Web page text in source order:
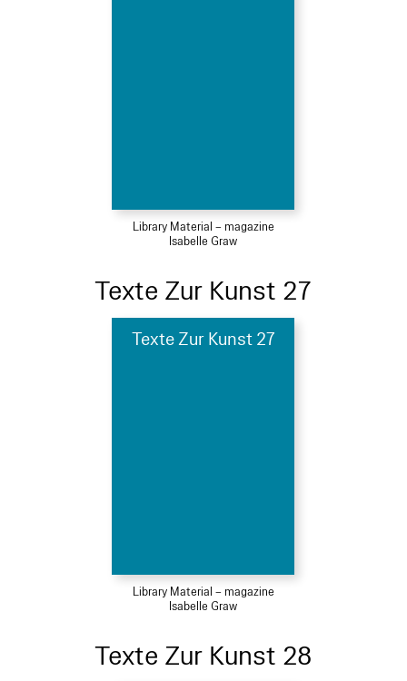
Library Material – magazine
Isabelle Graw
Texte Zur Kunst 27
Texte Zur Kunst 27
Library Material – magazine
Isabelle Graw
Texte Zur Kunst 28